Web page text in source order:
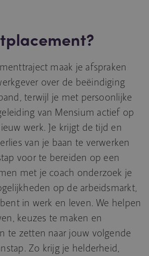
maak je afspraken
over de beëindiging
terwijl je met persoonlijke
van Mensium actief op
werk. Je krijgt de tijd en
van je baan te verwerken
voor te bereiden op een
met je coach onderzoek je
op de arbeidsmarkt,
in werk en leven. We helpen
keuzes te maken en
te zetten naar jouw volgende
Zo krijg je helderheid,